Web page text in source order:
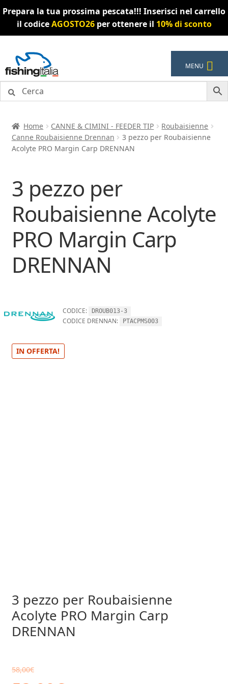
Prepara la tua prossima pescata!!! Inserisci nel carrello
il codiceAGOSTO26per ottenere il 10% di sconto
alla
navigazione
al
contenuto
MENU
Home CANNE & CIMINI - FEEDER TIP
Roubaisienne
Canne Roubaisienne Drennan
3 pezzo per Roubaisienne
Acolyte PRO Margin Carp DRENNAN
3 pezzo per
Roubaisienne Acolyte
PRO Margin Carp
DRENNAN
CODICE: DROUB013-3
CODICE DRENNAN: PTACPMS003
IN OFFERTA!
3 pezzo per Roubaisienne
Acolyte PRO Margin Carp
DRENNAN
58,00€